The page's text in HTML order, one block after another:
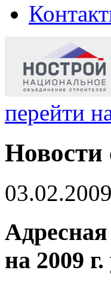
перейти
Новости
03.02.2009
на 2009